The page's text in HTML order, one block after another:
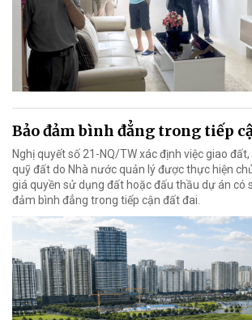
Bảo đảm bình đẳng trong tiếp
Nghị quyết số 21-NQ/TW xác định việc giao
quỹ đất do Nhà nước quản lý được thực hiện
giá quyền sử dụng đất hoặc đấu thầu dự án có
đảm bình đẳng trong tiếp cận đất đai.